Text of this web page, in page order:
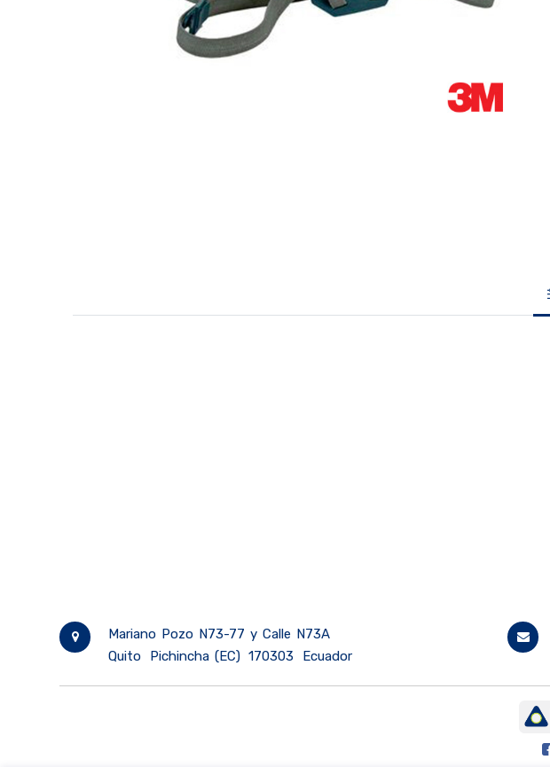
Mariano Pozo N73-77 y Calle N73A
Quito
Pichincha (EC) 170303 Ecuador